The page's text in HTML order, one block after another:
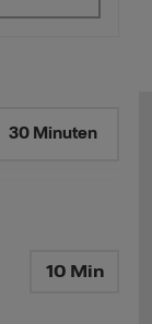
30 Minuten
10 Min